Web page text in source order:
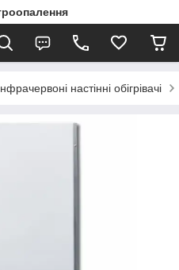
настінні обігрівачі